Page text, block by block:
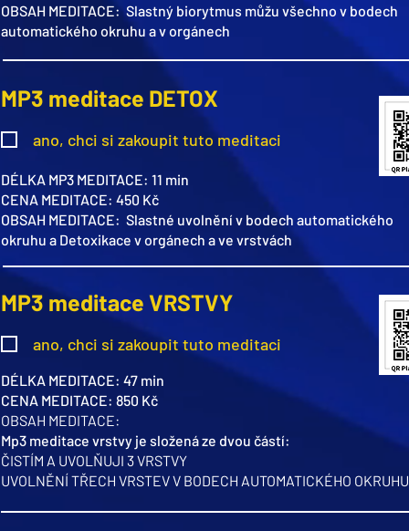
OBSAH MEDITACE: Slastný biorytmus můžu všechno v bodech
automatického okruhu a v orgánech
MP3 meditace DETOX
ano, chci si zakoupit tuto meditaci
DÉLKA MP3 MEDITACE: 11 min
CENA MEDITACE: 450 Kč
OBSAH MEDITACE: Slastné uvolnění v bodech automatického
okruhu a Detoxikace v orgánech a ve vrstvách
MP3 meditace VRSTVY
ano, chci si zakoupit tuto meditaci
DÉLKA MEDITACE: 47 min
CENA MEDITACE: 850 Kč
OBSAH MEDITACE:
Mp3 meditace vrstvy je složená ze dvou částí:
​ČISTÍM A UVOLŇUJI 3 VRSTVY
UVOLNĚNÍ TŘECH VRSTEV V BODECH AUTOMATICKÉHO OKRUHU